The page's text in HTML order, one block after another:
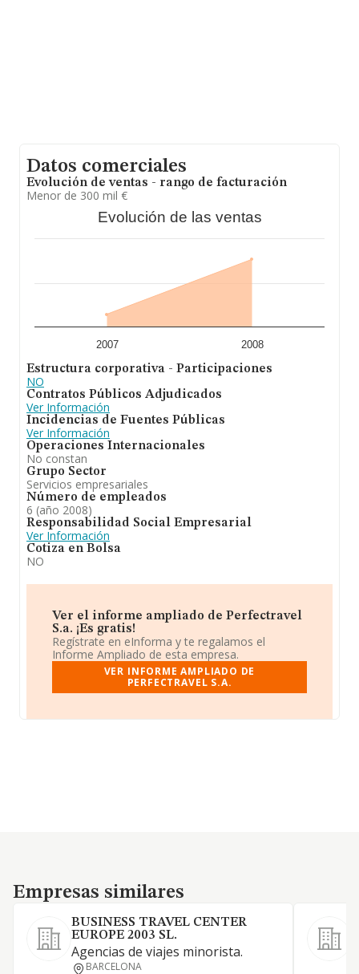
Datos comerciales
Evolución de ventas - rango de facturación
Menor de 300 mil €
Evolución de las ventas
2007 2008
Estructura corporativa - Participaciones
NO
Contratos Públicos Adjudicados
Ver Información
Incidencias de Fuentes Públicas
Ver Información
Operaciones Internacionales
No constan
Grupo Sector
Servicios empresariales
Número de empleados
6 (año 2008)
Responsabilidad Social Empresarial
Ver Información
Cotiza en Bolsa
NO
Ver el informe ampliado de Perfectravel
S.a. ¡Es gratis!
Regístrate en eInforma y te regalamos el
Informe Ampliado de esta empresa.
VER INFORME AMPLIADO DE
PERFECTRAVEL S.A.
Empresas similares
Empresas similares
BUSINESS TRAVEL CENTER
EUROPE 2003 SL.
Agencias de viajes minorista.
BARCELONA